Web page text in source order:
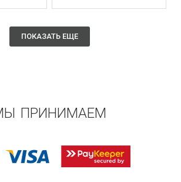
ПОКАЗАТЬ ЕЩЕ
ПРИНИМАЕМ